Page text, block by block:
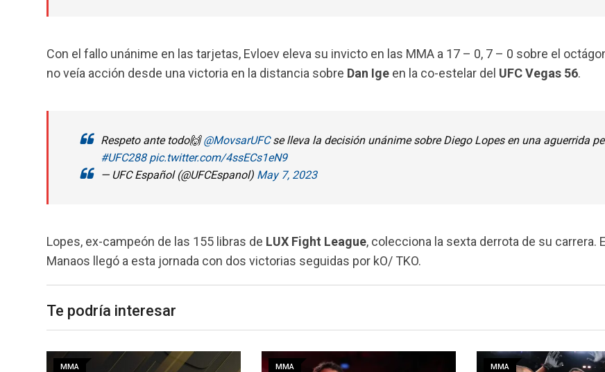
Con el fallo unánime en las tarjetas, Evloev eleva su invicto en las MMA a 17 – 0, 7 – 0 sobre el
no veía acción desde una victoria en la distancia sobre Dan Ige en la co-estelar del UFC Vegas 56.
Respeto ante todo🙌@MovsarUFCse lleva la decisión unánime sobre Diego Lopes en una aguerrida
#UFC288 pic.twitter.com/4ssECs1eN9
— UFC Español (@UFCEspanol) May 7, 2023
Lopes, ex-campeón de las 155 libras de LUX Fight League, colecciona la sexta derrota de su carrera.
Manaos llegó a esta jornada con dos victorias seguidas por kO/ TKO.
Te podría interesar
MMA MMA MMA